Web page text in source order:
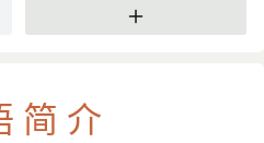
更多
简介